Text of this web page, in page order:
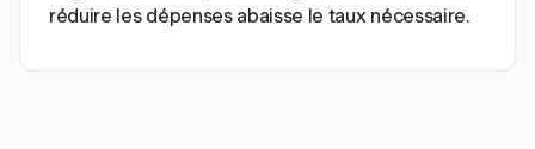
réduire les dépenses abaisse le taux nécessaire.